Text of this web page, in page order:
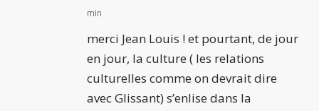
min
merci Jean Louis ! et pourtant, de jour
en jour, la culture ( les relations
culturelles comme on devrait dire
avec Glissant) s’enlise dans la